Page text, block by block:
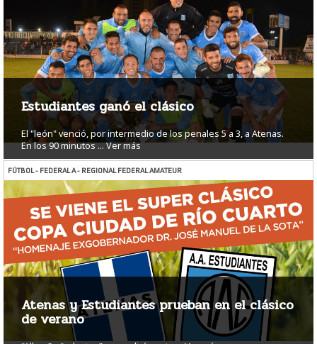
Estudiantes ganó el clásico
El "león" venció, por intermedio de los penales 5 a 3, a Atenas.
En los 90 minutos ...Ver más
FÚTBOL - FEDERAL A - REGIONAL FEDERAL AMATEUR
Atenas y Estudiantes prueban en el clásico
de verano